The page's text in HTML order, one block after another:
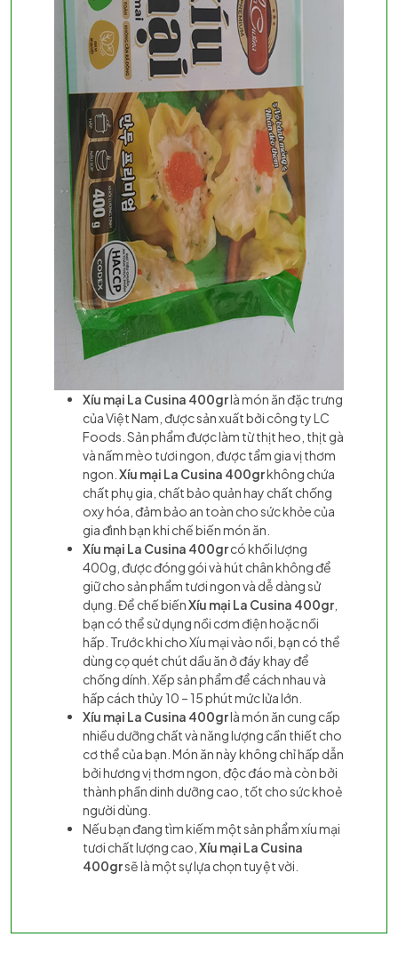
Xíu mại La Cusina 400grlà món ăn đặc trưng
của Việt Nam, được sản xuất bởi công ty LC
Foods. Sản phẩm được làm từ thịt heo, thịt gà
và nấm mèo tươi ngon, được tẩm gia vị thơm
ngon. Xíu mại La Cusina 400grkhông chứa
chất phụ gia, chất bảo quản hay chất chống
oxy hóa, đảm bảo an toàn cho sức khỏe của
gia đình bạn khi chế biến món ăn.
Xíu mại La Cusina 400grcó khối lượng
400g, được đóng gói và hút chân không để
giữ cho sản phẩm tươi ngon và dễ dàng sử
dụng. Để chế biếnXíu mại La Cusina 400gr
bạn có thể sử dụng nồi cơm điện hoặc nồi
hấp. Trước khi cho Xíu mại vào nồi, bạn có thể
dùng cọ quét chút dầu ăn ở đáy khay để
chống dính. Xếp sản phẩm để cách nhau và
hấp cách thủy 10 – 15 phút mức lửa lớn.
Xíu mại La Cusina 400grlà món ăn cung cấp
nhiều dưỡng chất và năng lượng cần thiết cho
cơ thể của bạn. Món ăn này không chỉ hấp dẫn
bởi hương vị thơm ngon, độc đáo mà còn bởi
thành phần dinh dưỡng cao, tốt cho sức khoẻ
người dùng.
Nếu bạn đang tìm kiếm một sản phẩm xíu mại
tươi chất lượng cao, Xíu mại La Cusina
400grsẽ là một sự lựa chọn tuyệt vời.